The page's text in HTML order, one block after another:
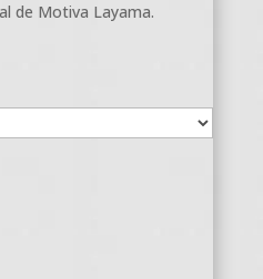
de Motiva Layama.